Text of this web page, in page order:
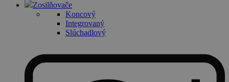
Zosilňovače
Koncový
Integrovaný
Slúchadlový